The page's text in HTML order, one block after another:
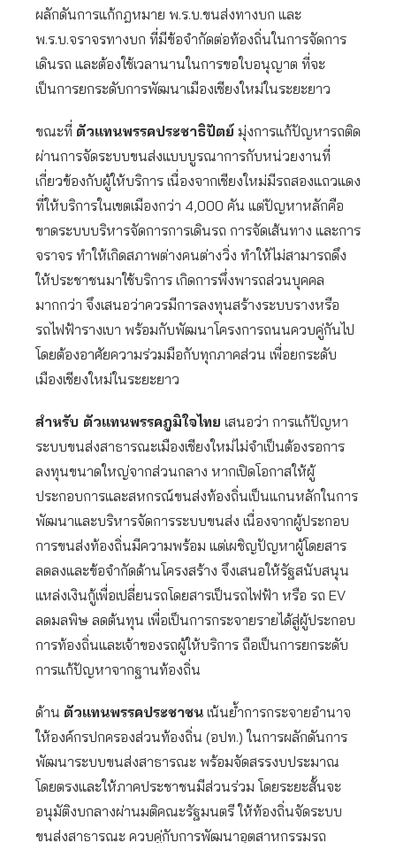
ผลักดันการแก้กฎหมาย พ.ร.บ.ขนส่งทางบก และ
พ.ร.บ.จราจรทางบก ที่มีข้อจำกัดต่อท้องถิ่นในการจัดการ
เดินรถ และต้องใช้เวลานานในการขอใบอนุญาต ที่จะ
เป็นการยกระดับการพัฒนาเมืองเชียงใหม่ในระยะยาว
ขณะที่ ตัวแทนพรรคประชาธิปัตย์ มุ่งการแก้ปัญหารถติด
ผ่านการจัดระบบขนส่งแบบบูรณาการกับหน่วยงานที่
เกี่ยวข้องกับผู้ให้บริการ เนื่องจากเชียงใหม่มีรถสองแถวแดง
ที่ให้บริการในเขตเมืองกว่า 4,000 คัน แต่ปัญหาหลักคือ
ขาดระบบบริหารจัดการการเดินรถ การจัดเส้นทาง และการ
จราจร ทำให้เกิดสภาพต่างคนต่างวิ่ง ทำให้ไม่สามารถดึง
ให้ประชาชนมาใช้บริการ เกิดการพึ่งพารถส่วนบุคคล
มากกว่า จึงเสนอว่าควรมีการลงทุนสร้างระบบรางหรือ
รถไฟฟ้ารางเบา พร้อมกับพัฒนาโครงการถนนควบคู่กันไป
โดยต้องอาศัยความร่วมมือกับทุกภาคส่วน เพื่อยกระดับ
เมืองเชียงใหม่ในระยะยาว
สำหรับ ตัวแทนพรรคภูมิใจไทย เสนอว่า การแก้ปัญหา
ระบบขนส่งสาธารณะเมืองเชียงใหม่ไม่จำเป็นต้องรอการ
ลงทุนขนาดใหญ่จากส่วนกลาง หากเปิดโอกาสให้ผู้
ประกอบการและสหกรณ์ขนส่งท้องถิ่นเป็นแกนหลักในการ
พัฒนาและบริหารจัดการระบบขนส่ง เนื่องจากผู้ประกอบ
การขนส่งท้องถิ่นมีความพร้อม แต่เผชิญปัญหาผู้โดยสาร
ลดลงและข้อจำกัดด้านโครงสร้าง จึงเสนอให้รัฐสนับสนุน
แหล่งเงินกู้เพื่อเปลี่ยนรถโดยสารเป็นรถไฟฟ้า หรือ รถ EV
ลดมลพิษ ลดต้นทุน เพื่อเป็นการกระจายรายได้สู่ผู้ประกอบ
การท้องถิ่นและเจ้าของรถผู้ให้บริการ ถือเป็นการยกระดับ
การแก้ปัญหาจากฐานท้องถิ่น
ด้าน ตัวแทนพรรคประชาชน เน้นย้ำการกระจายอำนาจ
ให้องค์กรปกครองส่วนท้องถิ่น (อปท.) ในการผลักดันการ
พัฒนาระบบขนส่งสาธารณะ พร้อมจัดสรรงบประมาณ
โดยตรงและให้ภาคประชาชนมีส่วนร่วม โดยระยะสั้นจะ
อนุมัติงบกลางผ่านมติคณะรัฐมนตรี ให้ท้องถิ่นจัดระบบ
ขนส่งสาธารณะ ควบคู่กับการพัฒนาอุตสาหกรรมรถ